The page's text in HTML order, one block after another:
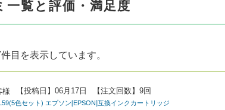
一覧と評価・満足度
目を表示しています。
様 【投稿日】 06月17日 【注文回数】 9回
色セット) エプソン[EPSON]互換インクカートリッジ